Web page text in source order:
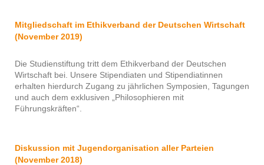
Mitgliedschaft im Ethikverband der Deutschen Wirtschaft
(November 2019)
Die Studienstiftung tritt dem Ethikverband der Deutschen
Wirtschaft bei. Unsere Stipendiaten und Stipendiatinnen
erhalten hierdurch Zugang zu jährlichen Symposien, Tagungen
und auch dem exklusiven „Philosophieren mit
Führungskräften“.
Diskussion mit Jugendorganisation aller Parteien
(November 2018)